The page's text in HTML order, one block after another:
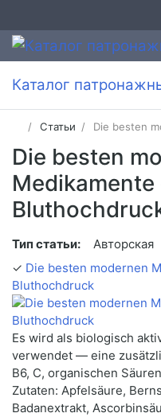
Каталог
Статьи Die besten
Die besten
Medikamente
Тип статьи:
Авторская
✓ Die besten modernen
Bluthochdruck
Es wird als biologisch
verwendet — eine
B6, C, organischen
Zutaten: Apfelsäure,
Badanextrakt,